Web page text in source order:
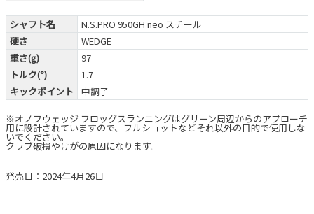
シャフト名
N.S.PRO 950GH neo スチール
硬さ
WEDGE
重さ(g)
97
トルク(°)
1.7
キックポイント
中調子
※オノフウェッジ フロッグスランニングはグリーン周辺からのアプローチ
用に設計されていますので、フルショットなどそれ以外の目的で使用しな
いでください。
クラブ破損やけがの原因になります。
発売日：2024年4月26日